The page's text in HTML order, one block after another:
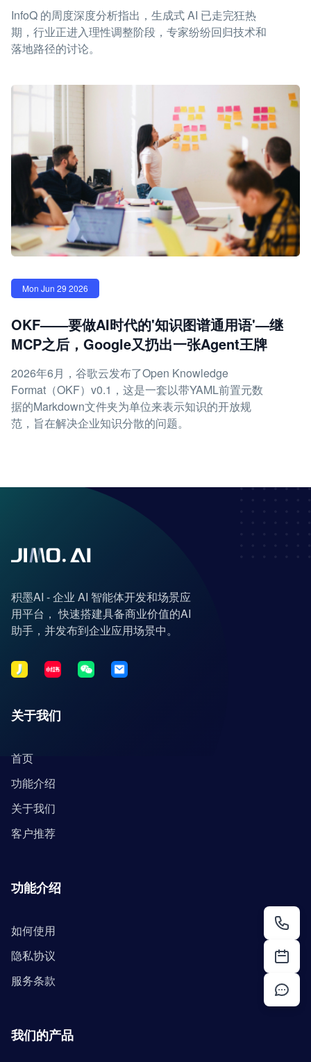
InfoQ 的周度深度分析指出，生成式 AI 已走完狂热
期，行业正进入理性调整阶段，专家纷纷回归技术和
落地路径的讨论。
Mon Jun 29 2026
OKF——要做AI时代的'知识图谱通用语'—继
MCP之后，Google又扔出一张Agent王牌
2026年6月，谷歌云发布了Open Knowledge
Format（OKF）v0.1，这是一套以带YAML前置元数
据的Markdown文件夹为单位来表示知识的开放规
范，旨在解决企业知识分散的问题。
积墨AI - 企业 AI 智能体开发和场景应
用平台， 快速搭建具备商业价值的AI
助手，并发布到企业应用场景中。
关于我们
首页
功能介绍
关于我们
客户推荐
功能介绍
如何使用
隐私协议
服务条款
我们的产品